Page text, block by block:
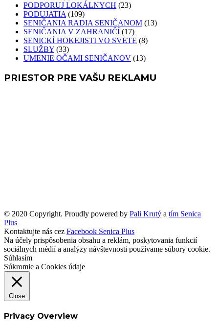
PODPORUJ LOKÁLNYCH (23)
PODUJATIA (109)
SENIČANIA RADIA SENIČANOM (13)
SENIČANIA V ZAHRANIČÍ (17)
SENICKÍ HOKEJISTI VO SVETE (8)
SLUŽBY (33)
UMENIE OČAMI SENIČANOV (13)
PRIESTOR PRE VAŠU REKLAMU
© 2020 Copyright. Proudly powered by Pali Krutý a tím Senica
Plus
Kontaktujte nás cez Facebook Senica Plus
Na účely prispôsobenia obsahu a reklám, poskytovania funkcií
sociálnych médií a analýzy návštevnosti používame súbory cookie.
Súhlasím
Súkromie a Cookies údaje
Close
Privacy Overview